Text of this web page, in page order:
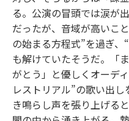
る。公演の冒頭では涙が
だったが、音域が高いこ
の始まる方程式”を過ぎ
も解けていたそうだ。「
がとう」と優しくオーデ
レストリアル”の歌い出
き鳴らし声を張り上げる